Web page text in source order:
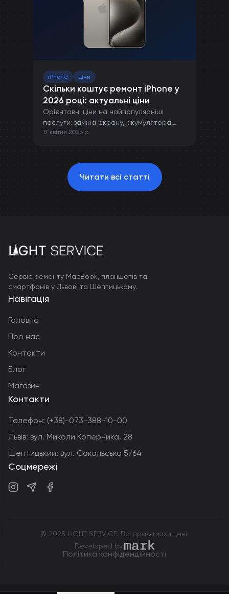
iPhone ціни
Скільки коштує ремонт iPhone у
2026 році: актуальні ціни
Орієнтовні ціни на найпопулярніші
послуги: заміна екрану, акумулятора,
камери та інших компонентів iPhone.
17 квітня 2026 р.
Читати всі статті
Сервіс ремонту MacBook, планшетів та
смартфонів у Львові та Шептицькому.
Навігація
Головна
Про нас
Контакти
Блог
Магазин
Контакти
Телефон: (+38)-073-388-10-00
Львів: вул. Миколи Коперника, 28
Шептицький: вул. Сокальська 5/64
Соцмережі
© 2025 LIGHT SERVICE. Всі права захищені.
Developed by:markdev.agency
Політика конфіденційності